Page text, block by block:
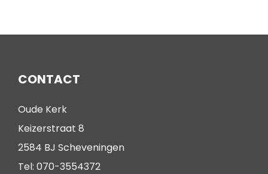
CONTACT
Oude Kerk
Keizerstraat 8
2584 BJ Scheveningen
Tel: 070-3554372